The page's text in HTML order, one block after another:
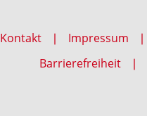
Kontakt
Impressum
Barrierefreiheit